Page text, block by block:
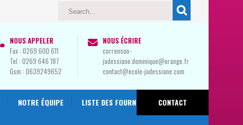
NOUS APPELER
Fax : 0269 600 611
Tel : 0269 646 187
Gsm : 0639249652
NOUS ÉCRIRE
correnson-
jadessiane.dominique@orange.fr
contact@ecole-jadessiane.com
NOTRE ÉQUIPE LISTE DES FOURNITURES 2024-2025
CONTACT